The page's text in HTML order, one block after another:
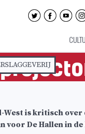
West is kritisch
voor De Hallen in